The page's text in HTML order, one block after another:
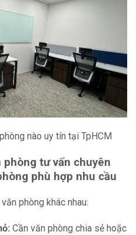
nào uy tín tại TpHCM
phòng tư vấn chuyên
phù hợp nhu cầu
phòng khác nhau:
Cần văn phòng chia sẻ hoặc